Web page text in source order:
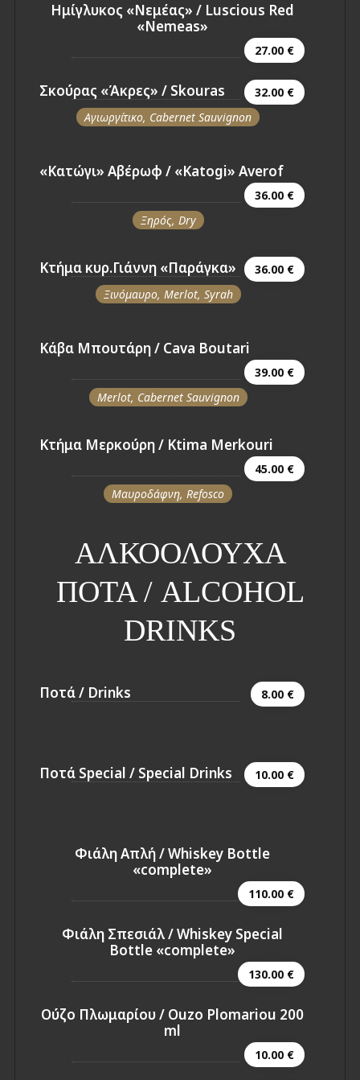
Ημίγλυκος «Νεμέας» / Luscious Red
«Nemeas»
27.00 €
Σκούρας «Άκρες» / Skouras
32.00 €
Αγιωργίτικο, Cabernet Sauvignon
«Κατώγι» Αβέρωφ / «Katogi» Averof
36.00 €
Ξηρός, Dry
Κτήμα κυρ.Γιάννη «Παράγκα»
36.00 €
Ξινόμαυρο, Merlot, Syrah
Κάβα Μπουτάρη / Cava Boutari
39.00 €
Merlot, Cabernet Sauvignon
Κτήμα Μερκούρη / Ktima Merkouri
45.00 €
Μαυροδάφνη, Refosco
ΑΛΚΟΟΛΟΥΧΑ
ΠΟΤΑ / ALCOHOL
DRINKS
Ποτά / Drinks 8.00 €
Ποτά Special / Special Drinks 10.00 €
Φιάλη Απλή / Whiskey Bottle
«complete»
110.00 €
Φιάλη Σπεσιάλ / Whiskey Special
Bottle «complete»
130.00 €
Ούζο Πλωμαρίου / Ouzo Plomariou 200
ml
10.00 €